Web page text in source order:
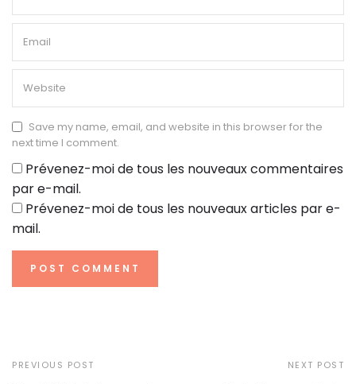
Save my name, email, and website in this browser for the
next time I comment.
Prévenez-moi de tous les nouveaux commentaires
par e-mail.
Prévenez-moi de tous les nouveaux articles par e-
mail.
PREVIOUS POST NEXT POST